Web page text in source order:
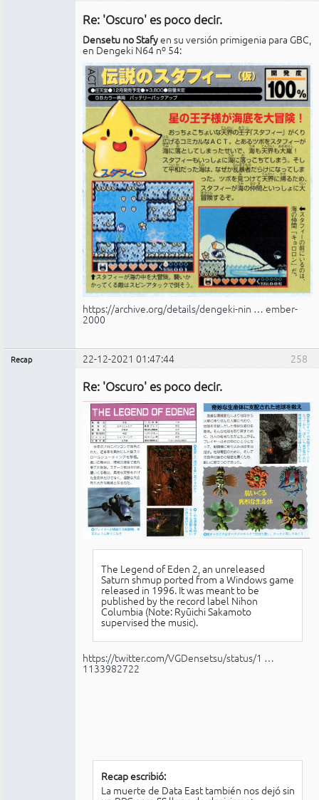
Re: 'Oscuro' es poco decir.
Densetu no Stafyen su versión primigenia para GBC,
en Dengeki N64 nº 54:
https://archive.org/details/dengeki-nin … ember-
2000
258
Recap 22-12-2021 01:47:44
Re: 'Oscuro' es poco decir.
The Legend of Eden 2, an unreleased
Saturn shmup ported from a Windows game
released in 1996. It was meant to be
published by the record label Nihon
Columbia (Note: Ryūichi Sakamoto
supervised the music).
https://twitter.com/VGDensetsu/status/1 …
1133982722
Recap escribió:
La muerte de Data East también nos dejó sin